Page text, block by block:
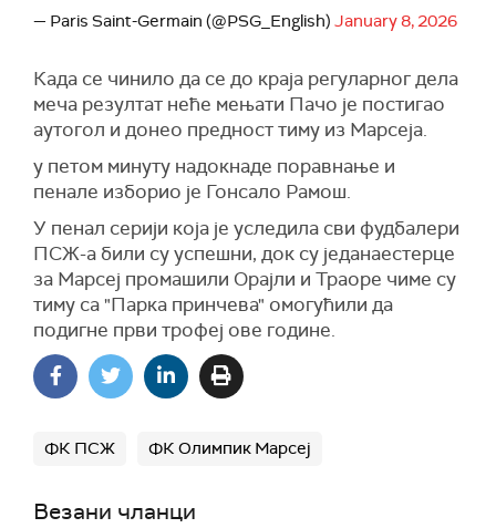
— Paris Saint-Germain (@PSG_English) January 8, 2026
Када се чинило да се до краја регуларног дела
меча резултат неће мењати Пачо је постигао
аутогол и донео предност тиму из Марсеја.
у петом минуту надокнаде поравнање и
пенале изборио је Гонсало Рамош.
У пенал серији која је уследила сви фудбалери
ПСЖ-а били су успешни, док су једанаестерце
за Марсеј промашили Орајли и Траоре чиме су
тиму са "Парка принчева" омогућили да
подигне први трофеј ове године.
ФК ПСЖ ФК Олимпик Марсеј
Везани чланци